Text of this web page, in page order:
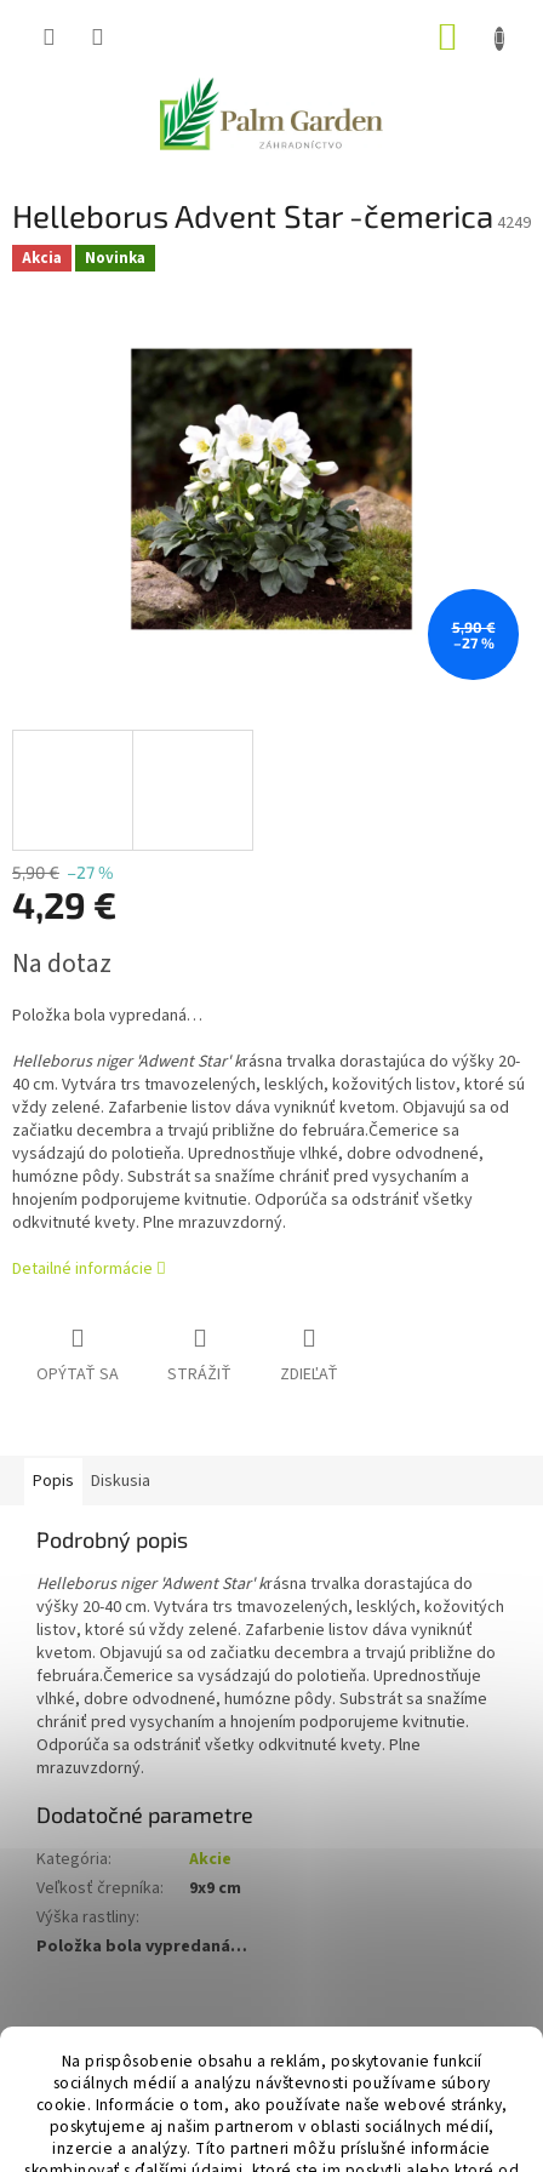
Na prispôsobenie obsahu a reklám, poskytovanie funkcií
sociálnych médií a analýzu návštevnosti používame súbory
cookie. Informácie o tom, ako používate naše webové stránky,
poskytujeme aj našim partnerom v oblasti sociálnych médií,
inzercie a analýzy. Títo partneri môžu príslušné informácie
Helleborus Advent Star -čemerica 4249
Akcia Novinka
5,90 €
–27 %
5,90 € –27 %
4,29 €
cena:
Na dotaz
Položka bola vypredaná…
Helleborus niger 'Adwent Star' krásna trvalka dorastajúca do výšky 20-
40 cm. Vytvára trs tmavozelených, lesklých, kožovitých listov, ktoré sú
vždy zelené. Zafarbenie listov dáva vyniknúť kvetom. Objavujú sa od
začiatku decembra a trvajú približne do februára.Čemerice sa
vysádzajú do polotieňa. Uprednostňuje vlhké, dobre odvodnené,
humózne pôdy. Substrát sa snažíme chrániť pred vysychaním a
hnojením podporujeme kvitnutie. Odporúča sa odstrániť všetky
odkvitnuté kvety. Plne mrazuvzdorný.
Detailné informácie
OPÝTAŤ SA STRÁŽIŤ ZDIEĽAŤ
Popis Diskusia
Podrobný popis
Helleborus niger 'Adwent Star' krásna trvalka dorastajúca do
výšky 20-40 cm. Vytvára trs tmavozelených, lesklých, kožovitých
listov, ktoré sú vždy zelené. Zafarbenie listov dáva vyniknúť
kvetom. Objavujú sa od začiatku decembra a trvajú približne do
februára.Čemerice sa vysádzajú do polotieňa. Uprednostňuje
vlhké, dobre odvodnené, humózne pôdy. Substrát sa snažíme
chrániť pred vysychaním a hnojením podporujeme kvitnutie.
Odporúča sa odstrániť všetky odkvitnuté kvety. Plne
mrazuvzdorný.
Dodatočné parametre
Kategória:
Akcie
Veľkosť črepníka:
9x9 cm
Výška rastliny:
Položka bola vypredaná…
á
Hurmikaki.com